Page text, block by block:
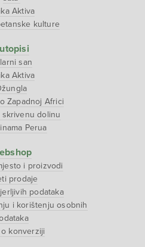
Aktiva
kulture
san
Aktiva
Zapadnoj Africi
skrivenu dolinu
Perua
i proizvodi
prodaje
podataka
i korištenju osobnih
o konverziji